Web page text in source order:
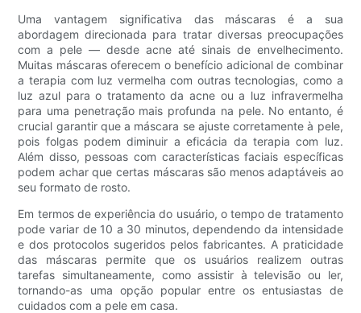
Uma vantagem significativa das máscaras é a sua
abordagem direcionada para tratar diversas preocupações
com a pele — desde acne até sinais de envelhecimento.
Muitas máscaras oferecem o benefício adicional de combinar
a terapia com luz vermelha com outras tecnologias, como a
luz azul para o tratamento da acne ou a luz infravermelha
para uma penetração mais profunda na pele. No entanto, é
crucial garantir que a máscara se ajuste corretamente à pele,
pois folgas podem diminuir a eficácia da terapia com luz.
Além disso, pessoas com características faciais específicas
podem achar que certas máscaras são menos adaptáveis ​​ao
seu formato de rosto.
Em termos de experiência do usuário, o tempo de tratamento
pode variar de 10 a 30 minutos, dependendo da intensidade
e dos protocolos sugeridos pelos fabricantes. A praticidade
das máscaras permite que os usuários realizem outras
tarefas simultaneamente, como assistir à televisão ou ler,
tornando-as uma opção popular entre os entusiastas de
cuidados com a pele em casa.